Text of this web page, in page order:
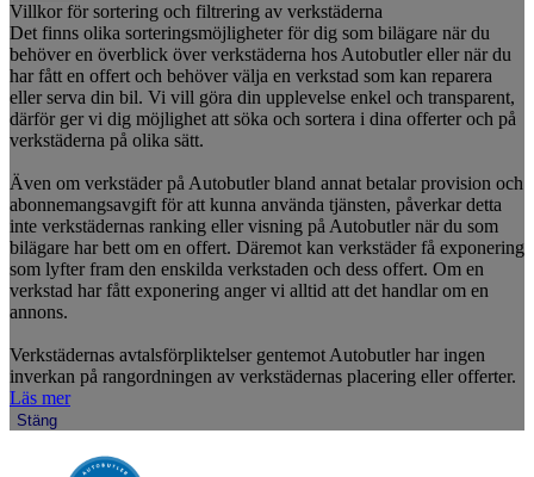
Villkor för sortering och filtrering av verkstäderna
Det finns olika sorteringsmöjligheter för dig som bilägare när du
behöver en överblick över verkstäderna hos Autobutler eller när du
har fått en offert och behöver välja en verkstad som kan reparera
eller serva din bil. Vi vill göra din upplevelse enkel och transparent,
därför ger vi dig möjlighet att söka och sortera i dina offerter och på
verkstäderna på olika sätt.
Även om verkstäder på Autobutler bland annat betalar provision och
abonnemangsavgift för att kunna använda tjänsten, påverkar detta
inte verkstädernas ranking eller visning på Autobutler när du som
bilägare har bett om en offert. Däremot kan verkstäder få exponering
som lyfter fram den enskilda verkstaden och dess offert. Om en
verkstad har fått exponering anger vi alltid att det handlar om en
annons.
Verkstädernas avtalsförpliktelser gentemot Autobutler har ingen
inverkan på rangordningen av verkstädernas placering eller offerter.
Läs mer
Stäng